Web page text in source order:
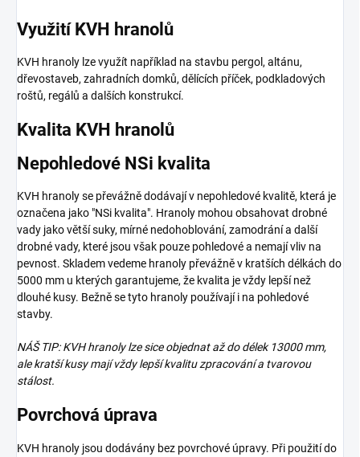
Využití KVH hranolů
KVH hranoly lze využít například na stavbu pergol, altánu,
dřevostaveb, zahradních domků, dělících příček, podkladových
roštů, regálů a dalších konstrukcí.
Kvalita KVH hranolů
Nepohledové NSi kvalita
KVH hranoly se převážně dodávají v nepohledové kvalitě, která je
označena jako "NSi kvalita". Hranoly mohou obsahovat drobné
vady jako větší suky, mírné nedohoblování, zamodrání a další
drobné vady, které jsou však pouze pohledové a nemají vliv na
pevnost. Skladem vedeme hranoly převážně v kratších délkách do
5000 mm u kterých garantujeme, že kvalita je vždy lepší než
dlouhé kusy. Bežně se tyto hranoly používají i na pohledové
stavby.
NÁŠ TIP: KVH hranoly lze sice objednat až do délek 13000 mm,
ale kratší kusy mají vždy lepší kvalitu zpracování a tvarovou
stálost.
Povrchová úprava
KVH hranoly jsou dodávány bez povrchové úpravy. Při použití do